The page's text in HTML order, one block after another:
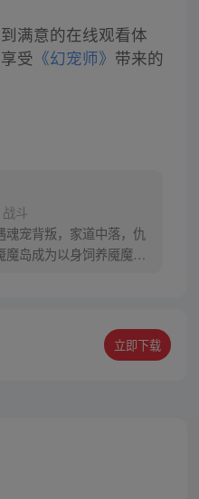
满意的在线观看体
受 《幻宠师》 带来的
斗
魂宠背叛，家道中落，仇
魔岛成为以身饲养魇魔的
变异月光狐魂宠签订了契
暮将以魇魔岛为起点，谱
立即下载